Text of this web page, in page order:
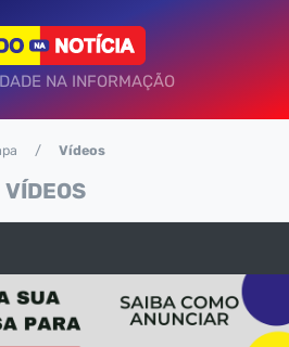
NA INFORMAÇÃO
VÍDEOS
Vídeos